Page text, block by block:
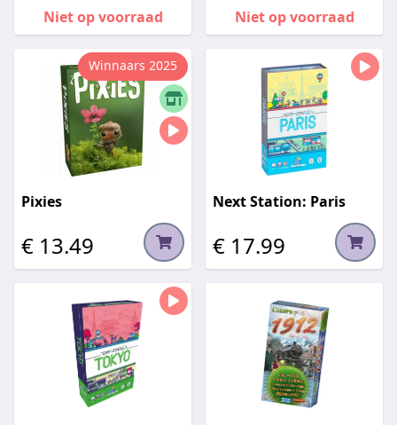
Niet op voorraad
Niet op voorraad
Winnaars 2025
Pixies
€ 13.49
Next Station: Paris
€ 17.99